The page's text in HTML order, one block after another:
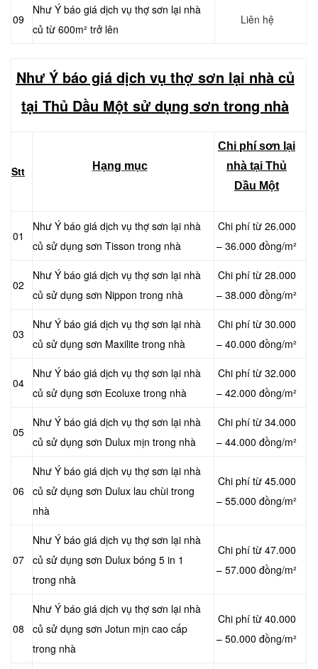
09
Như Ý báo giá dịch vụ thợ sơn lại nhà
củ từ 600m² trở lên
Liên hệ
Như Ý báo giá dịch vụ thợ sơn lại nhà củ
tại Thủ Dầu Một sử dụng sơn trong nhà
Stt Hạng mục
Chi phí sơn lại
nhà tại Thủ
Dầu Một
01
Như Ý báo giá dịch vụ thợ sơn lại nhà
củ sử dụng sơn Tisson trong nhà
Chi phí từ 26.000
– 36.000 đồng/m²
02
Như Ý báo giá dịch vụ thợ sơn lại nhà
củ sử dụng sơn Nippon trong nhà
Chi phí từ 28.000
– 38.000 đồng/m²
03
Như Ý báo giá dịch vụ thợ sơn lại nhà
củ sử dụng sơn Maxilite trong nhà
Chi phí từ 30.000
– 40.000 đồng/m²
04
Như Ý báo giá dịch vụ thợ sơn lại nhà
củ sử dụng sơn Ecoluxe trong nhà
Chi phí từ 32.000
– 42.000 đồng/m²
05
Như Ý báo giá dịch vụ thợ sơn lại nhà
củ sử dụng sơn Dulux mịn trong nhà
Chi phí từ 34.000
– 44.000 đồng/m²
06
Như Ý báo giá dịch vụ thợ sơn lại nhà
củ sử dụng sơn Dulux lau chùi trong
nhà
Chi phí từ 45.000
– 55.000 đồng/m²
07
Như Ý báo giá dịch vụ thợ sơn lại nhà
củ sử dụng sơn Dulux bóng 5 in 1
trong nhà
Chi phí từ 47.000
– 57.000 đồng/m²
08
Như Ý báo giá dịch vụ thợ sơn lại nhà
củ sử dụng sơn Jotun mịn cao cấp
trong nhà
Chi phí từ 40.000
– 50.000 đồng/m²